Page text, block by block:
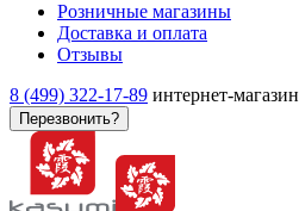
Розничные магазины
Доставка и оплата
Отзывы
8 (499) 322-17-89 интернет-магазин
Перезвонить?